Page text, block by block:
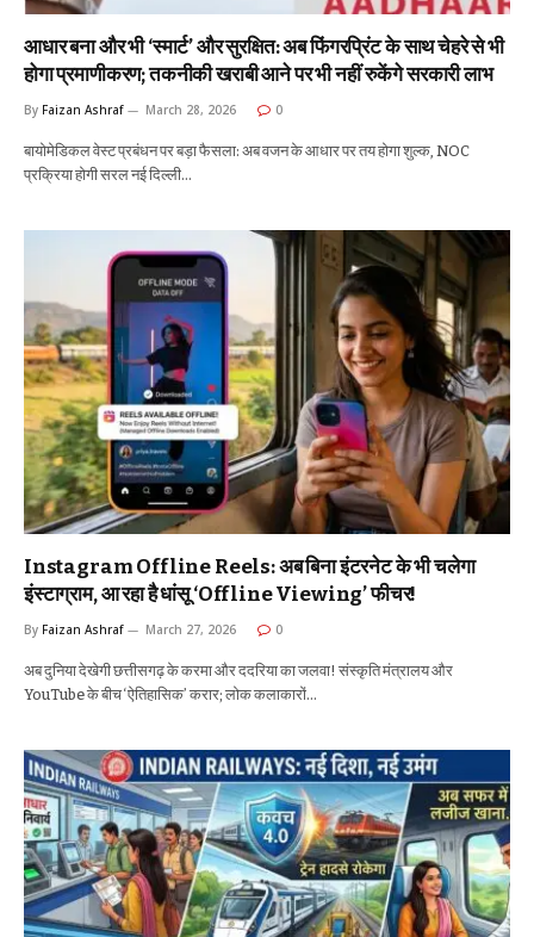
आधार बना और भी ‘स्मार्ट’ और सुरक्षित: अब फिंगरप्रिंट के साथ चेहरे से भी
होगा प्रमाणीकरण; तकनीकी खराबी आने पर भी नहीं रुकेंगे सरकारी लाभ
By Faizan Ashraf March 28, 2026 0
बायोमेडिकल वेस्ट प्रबंधन पर बड़ा फैसला: अब वजन के आधार पर तय होगा शुल्क, NOC
प्रक्रिया होगी सरल नई दिल्ली…
Instagram Offline Reels: अब बिना इंटरनेट के भी चलेगा
इंस्टाग्राम, आ रहा है धांसू ‘Offline Viewing’ फीचर!
By Faizan Ashraf March 27, 2026 0
अब दुनिया देखेगी छत्तीसगढ़ के करमा और ददरिया का जलवा! संस्कृति मंत्रालय और
YouTube के बीच ‘ऐतिहासिक’ करार; लोक कलाकारों…